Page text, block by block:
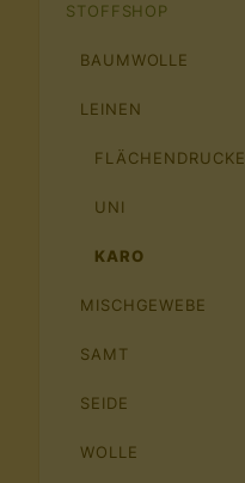
STOFFSHOP
BAUMWOLLE
LEINEN
FLÄCHENDRUCKE
UNI
KARO
MISCHGEWEBE
SAMT
SEIDE
WOLLE